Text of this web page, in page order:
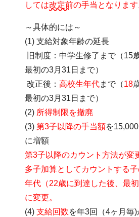
しては改定前の手当となります
～具体的には～
(1) 支給対象年齢の延長
旧制度：中学生修了まで（15
最初の3月31日まで）
改正後：高校生年代まで（18
最初の3月31日まで）
(2) 所得制限を撤廃
(3)第3子以降の手当額を
に増額
第3子以降のカウント方法が変
多子加算としてカウントする
年代（22歳に到達した後、最
に変更。
(4)支給回数を年3回（4ヶ月毎)